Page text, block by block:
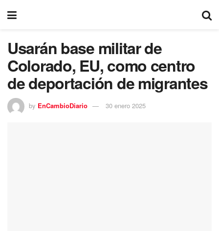
Usarán base militar de
Colorado, EU, como centro
de deportación de migrantes
by EnCambioDiario 30 enero 2025